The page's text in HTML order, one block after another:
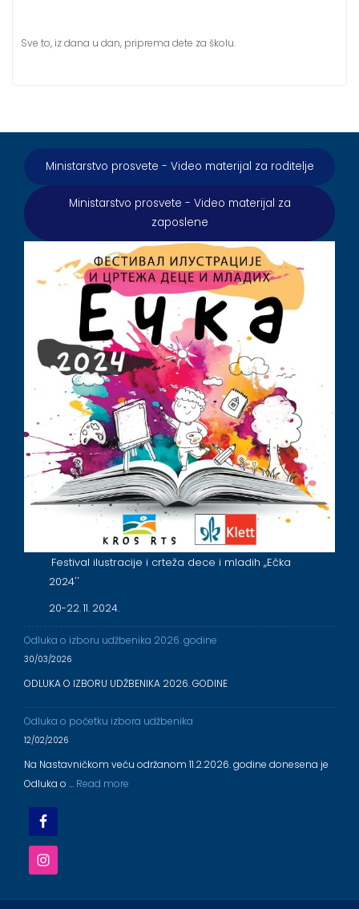
Sve to, iz dana u dan, priprema dete za školu.
Ministarstvo prosvete - Video materijal za roditelje
Ministarstvo prosvete - Video materijal za
zaposlene
Festival ilustracije i crteža dece i mladih ,,Ečka
2024''
20-22. 11. 2024.
Odluka o izboru udžbenika 2026. godine
30/03/2026
ODLUKA O IZBORU UDŽBENIKA 2026. GODINE
Odluka o početku izbora udžbenika
12/02/2026
Na Nastavničkom veću održanom 11.2.2026. godine donesena je
Odluka o … Read more